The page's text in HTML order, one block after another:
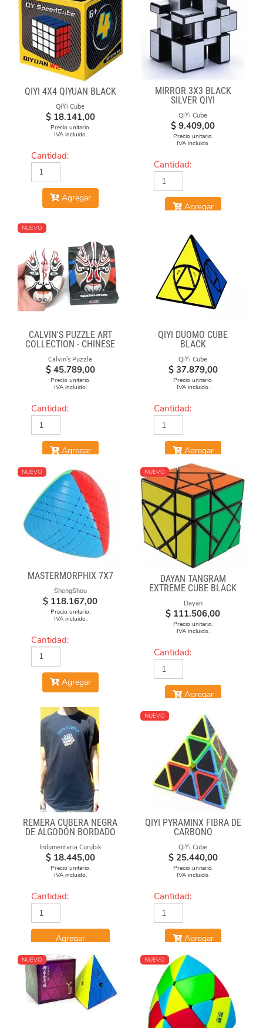
QIYI 4X4 QIYUAN BLACK
QiYi Cube
$ 18.141,00
Precio unitario.
IVA incluido.
Cantidad:
Agregar
MIRROR 3X3 BLACK
SILVER QIYI
QiYi Cube
$ 9.409,00
Precio unitario.
IVA incluido.
Cantidad:
Agregar
NUEVO
CALVIN'S PUZZLE ART
COLLECTION - CHINESE
OPERA FACE-OFF CUBE
(BLACK & WHITE MASKS)
Calvin's Puzzle
$ 45.789,00
Precio unitario.
IVA incluido.
Cantidad:
Agregar
QIYI DUOMO CUBE
BLACK
QiYi Cube
$ 37.879,00
Precio unitario.
IVA incluido.
Cantidad:
Agregar
NUEVO
MASTERMORPHIX 7X7
ShengShou
$ 118.167,00
Precio unitario.
IVA incluido.
Cantidad:
Agregar
NUEVO
DAYAN TANGRAM
EXTREME CUBE BLACK
Dayan
$ 111.506,00
Precio unitario.
IVA incluido.
Cantidad:
Agregar
REMERA CUBERA NEGRA
DE ALGODÓN BORDADO
100% CUBERO
Indumentaria Curubik
$ 18.445,00
Precio unitario.
IVA incluido.
Cantidad:
Agregar
NUEVO
QIYI PYRAMINX FIBRA DE
CARBONO
QiYi Cube
$ 25.440,00
Precio unitario.
IVA incluido.
Cantidad:
Agregar
NUEVO NUEVO